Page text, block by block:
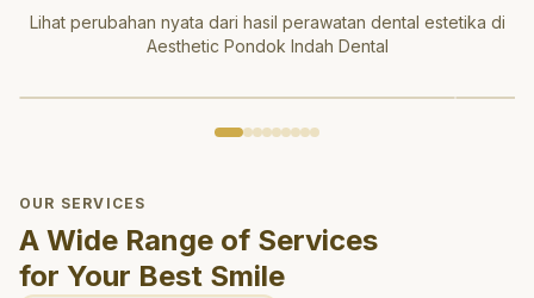
Lihat perubahan nyata dari hasil perawatan dental estetika di
Aesthetic Pondok Indah Dental
OUR SERVICES
A Wide Range of Services
for Your Best Smile